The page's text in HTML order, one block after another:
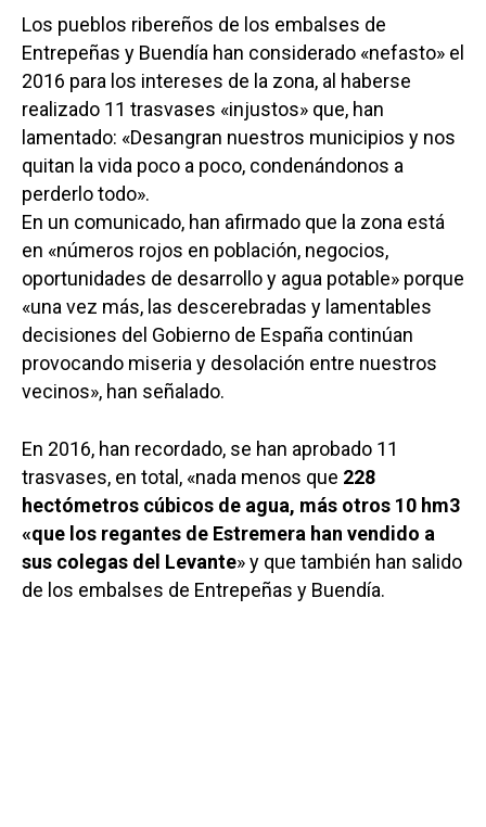
Los pueblos ribereños de los embalses de
Entrepeñas y Buendía han considerado «nefasto» el
2016 para los intereses de la zona, al haberse
realizado 11 trasvases «injustos» que, han
lamentado: «Desangran nuestros municipios y nos
quitan la vida poco a poco, condenándonos a
perderlo todo».
En un comunicado, han afirmado que la zona está
en «números rojos en población, negocios,
oportunidades de desarrollo y agua potable» porque
«una vez más, las descerebradas y lamentables
decisiones del Gobierno de España continúan
provocando miseria y desolación entre nuestros
vecinos», han señalado.
En 2016, han recordado, se han aprobado 11
trasvases, en total, «nada menos que 228
hectómetros cúbicos de agua, más otros 10 hm3
«que los regantes de Estremera han vendido a
sus colegas del Levante» y que también han salido
de los embalses de Entrepeñas y Buendía.